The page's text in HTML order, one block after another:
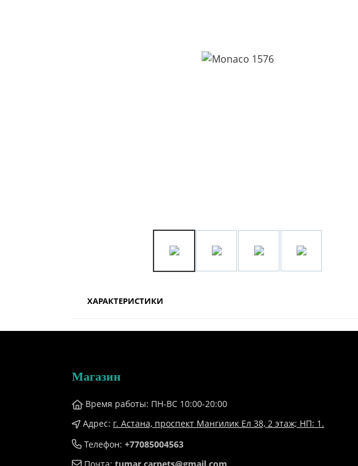
ХАРАКТЕРИСТИКИ
Магазин
Время работы: ПН-ВС 10:00-20:00
Адрес: г. Астана, проспект Мангилик Ел 38, ​2 этаж; НП: 1.
Телефон: +77085004563